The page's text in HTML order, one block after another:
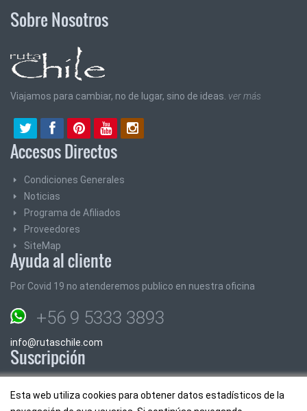
Esta web utiliza cookies para obtener datos estadísticos de la
Sobre Nosotros
Viajamos para cambiar, no de lugar, sino de ideas. ver más
Accesos Directos
Condiciones Generales
Noticias
Programa de Afiliados
Proveedores
SiteMap
Ayuda al cliente
Por Covid 19 no atenderemos publico en nuestra oficina
+56 9 5333 3893
info@rutaschile.com
Suscripción